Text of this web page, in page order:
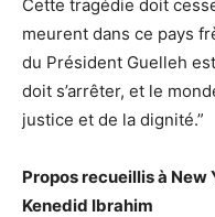
Cette tragédie doit
meurent dans ce pays
du Président Guelleh
doit s’arrêter, et le
justice et de la dignité.”
Propos recueillis à
Kenedid Ibrahim